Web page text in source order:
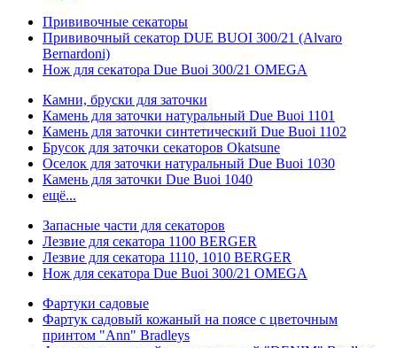
Прививочные секаторы
Прививочный секатор DUE BUOI 300/21 (Alvaro
Bernardoni)
Нож для секатора Due Buoi 300/21 OMEGA
Камни, бруски для заточки
Камень для заточки натуральный Due Buoi 1101
Камень для заточки синтетический Due Buoi 1102
Брусок для заточки секаторов Okatsune
Оселок для заточки натуральный Due Buoi 1030
Камень для заточки Due Buoi 1040
ещё...
Запасные части для секаторов
Лезвие для секатора 1100 BERGER
Лезвие для секатора 1110, 1010 BERGER
Нож для секатора Due Buoi 300/21 OMEGA
Фартуки садовые
Фартук садовый кожаный на поясе с цветочным
принтом "Ann" Bradleys